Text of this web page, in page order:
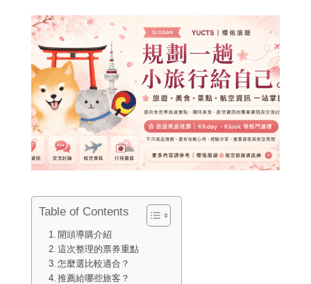
Table of Contents
開頭導購介紹
這次整理的票券重點
怎麼選比較適合？
推薦給哪些旅客？